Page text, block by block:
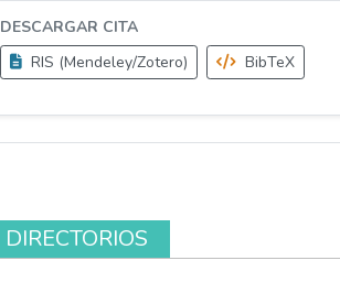
DESCARGAR CITA
RIS (Mendeley/Zotero)
BibTeX
DIRECTORIOS